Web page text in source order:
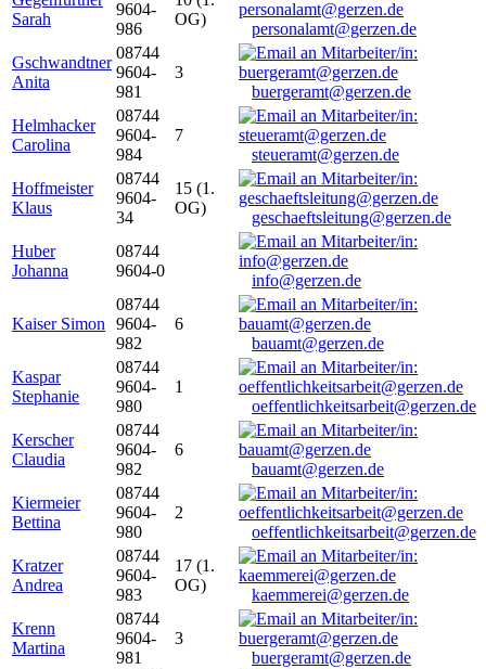
Sarah
9604-
986
OG)
personalamt@gerzen.de
Gschwandtner
Anita
08744
9604-
981
3
buergeramt@gerzen.de
Helmhacker
Carolina
08744
9604-
984
7
steueramt@gerzen.de
Hoffmeister
Klaus
08744
9604-
34
15 (1.
OG)
geschaeftsleitung@gerzen.de
Huber
Johanna
08744
9604-0
info@gerzen.de
Kaiser Simon
08744
9604-
982
6
bauamt@gerzen.de
Kaspar
Stephanie
08744
9604-
980
1
oeffentlichkeitsarbeit@gerzen.de
Kerscher
Claudia
08744
9604-
982
6
bauamt@gerzen.de
Kiermeier
Bettina
08744
9604-
980
2
oeffentlichkeitsarbeit@gerzen.de
Kratzer
Andrea
08744
9604-
983
17 (1.
OG)
kaemmerei@gerzen.de
Krenn
Martina
08744
9604-
981
3
buergeramt@gerzen.de